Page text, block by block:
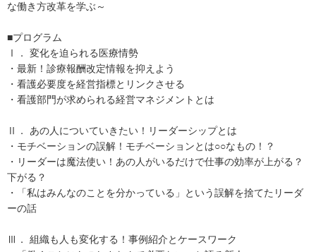
な働き方改革を学ぶ～
■プログラム
Ⅰ． 変化を迫られる医療情勢
・最新！診療報酬改定情報を抑えよう
・看護必要度を経営指標とリンクさせる
・看護部門が求められる経営マネジメントとは
Ⅱ． あの人についていきたい！リーダーシップとは
・モチベーションの誤解！モチベーションとは○○なもの！？
・リーダーは魔法使い！あの人がいるだけで仕事の効率が上がる？
下がる？
・「私はみんなのことを分かっている」という誤解を捨てたリーダ
ーの話
Ⅲ． 組織も人も変化する！事例紹介とケースワーク